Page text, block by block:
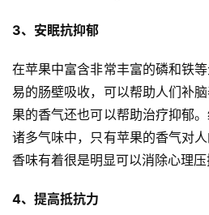
首
3、安眠抗抑郁
在苹果中富含非常丰富的磷和铁
易的肠壁吸收，可以帮助人们补
果的香气还也可以帮助治疗抑郁
诸多气味中，只有苹果的香气对
香味有着很是明显可以消除心理压
4、提高抵抗力